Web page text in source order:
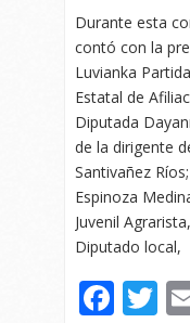
Durante esta
contó con la
Luvianka
Estatal de
Diputada
de la dirigente
Santivañez
Espinoza
Juvenil
Diputado local,